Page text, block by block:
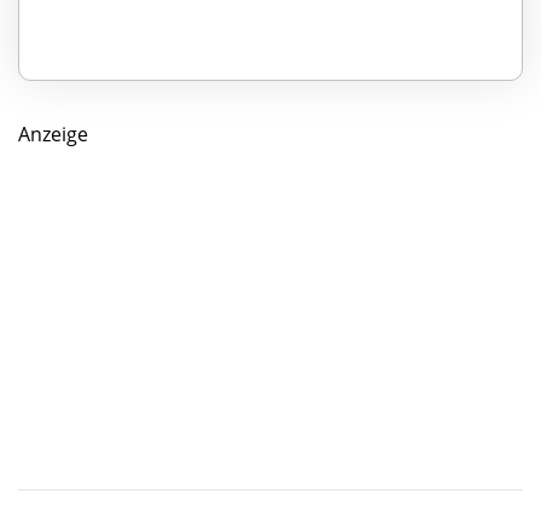
Anzeige